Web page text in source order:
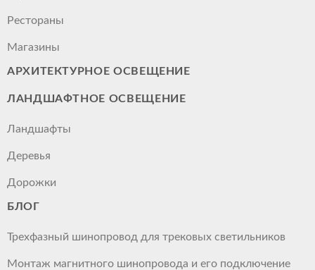
Рестораны
Магазины
АРХИТЕКТУРНОЕ ОСВЕЩЕНИЕ
ЛАНДШАФТНОЕ ОСВЕЩЕНИЕ
Ландшафты
Деревья
Дорожки
БЛОГ
Трехфазный шинопровод для трековых светильников
Монтаж магнитного шинопровода и его подключение